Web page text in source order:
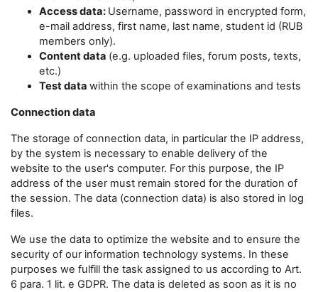
Access data: Username, password in encrypted form,
e-mail address, first name, last name, student id (RUB
members only).
Content data (e.g. uploaded files, forum posts, texts,
etc.)
Test data within the scope of examinations and tests
Connection data
The storage of connection data, in particular the IP address,
by the system is necessary to enable delivery of the
website to the user's computer. For this purpose, the IP
address of the user must remain stored for the duration of
the session. The data (connection data) is also stored in log
files.
We use the data to optimize the website and to ensure the
security of our information technology systems. In these
purposes we fulfill the task assigned to us according to Art.
6 para. 1 lit. e GDPR. The data is deleted as soon as it is no